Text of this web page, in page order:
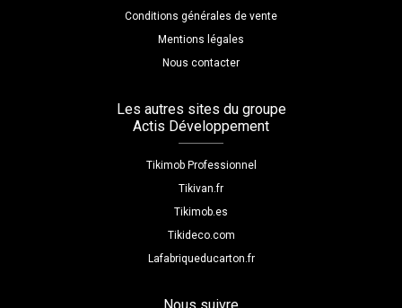
Conditions générales de vente
Mentions légales
Nous contacter
Les autres sites du groupe
Actis Développement
Tikimob Professionnel
Tikivan.fr
Tikimob.es
Tikideco.com
Lafabriqueducarton.fr